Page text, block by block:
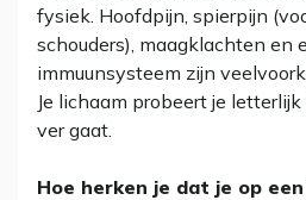
fysiek. Hoofdpijn, spierpijn
schouders), maagklachten en
immuunsysteem zijn
Je lichaam probeert je
ver gaat.
Hoe herken je dat je op